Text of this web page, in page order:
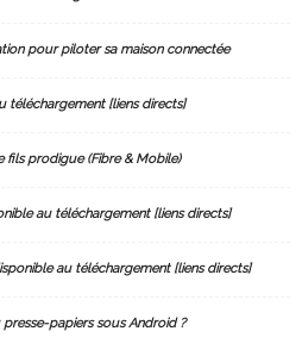
pour piloter sa maison connectée
téléchargement [liens directs]
fils prodigue (Fibre & Mobile)
au téléchargement [liens directs]
au téléchargement [liens directs]
papiers sous Android ?